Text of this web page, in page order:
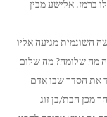
ברמז. אלישע מבין
השונמית מגיעה אליו
מה שלומה? מה שלום
את הסדר שבו אדם
מכן הבת/בן זוג